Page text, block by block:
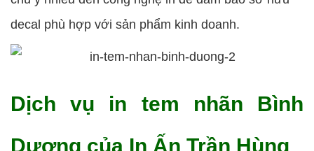
decal phù hợp với sản phẩm kinh doanh.
Dịch vụ in tem nhãn Bình
Dương của In Ấn Trần Hùng